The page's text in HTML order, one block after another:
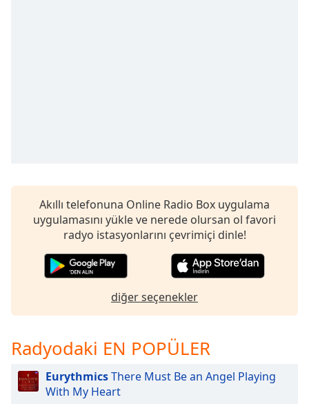
Chapters
Descriptions
descriptions
Subtitles
subtitles
settings,
opens
subtitles
settings
Akıllı telefonuna Online Radio Box uygulama
uygulamasını yükle ve nerede olursan ol favori
radyo istasyonlarını çevrimiçi dinle!
diğer seçenekler
Radyodaki EN POPÜLER
EurythmicsThere Must Be an Angel Playing
With My Heart